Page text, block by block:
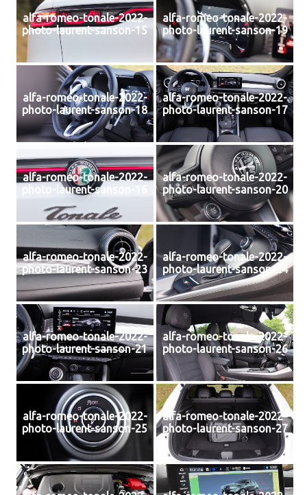
alfa-romeo-tonale-2022-
photo-laurent-sanson-15
alfa-romeo-tonale-2022-
photo-laurent-sanson-19
alfa-romeo-tonale-2022-
photo-laurent-sanson-18
alfa-romeo-tonale-2022-
photo-laurent-sanson-17
alfa-romeo-tonale-2022-
photo-laurent-sanson-16
alfa-romeo-tonale-2022-
photo-laurent-sanson-20
alfa-romeo-tonale-2022-
photo-laurent-sanson-23
alfa-romeo-tonale-2022-
photo-laurent-sanson-24
alfa-romeo-tonale-2022-
photo-laurent-sanson-21
alfa-romeo-tonale-2022-
photo-laurent-sanson-26
alfa-romeo-tonale-2022-
photo-laurent-sanson-25
alfa-romeo-tonale-2022-
photo-laurent-sanson-27